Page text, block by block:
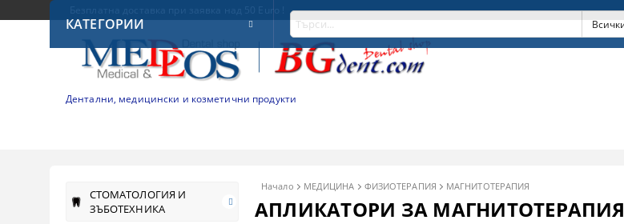
Дентални, медицински и козметични продукти
КАТЕГОРИИ
СТОМАТОЛОГИЯ И
ЗЪБОТЕХНИКА
Начало МЕДИЦИНА ФИЗИОТЕРАПИЯ МАГНИТОТЕРАПИЯ
АПЛИКАТОРИ ЗА МАГНИТОТЕРАПИЯ